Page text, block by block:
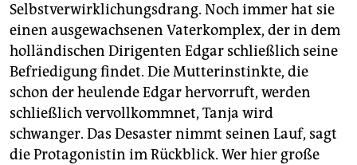
Selbstverwirklichungsdrang. Noch immer hat sie
einen ausgewachsenen Vaterkomplex, der in dem
holländischen Dirigenten Edgar schließlich seine
Befriedigung findet. Die Mutterinstinkte, die
schon der heulende Edgar hervorruft, werden
schließlich vervollkommnet, Tanja wird
schwanger. Das Desaster nimmt seinen Lauf, sagt
die Protagonistin im Rückblick. Wer hier große